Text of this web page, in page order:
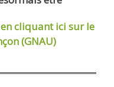
en cliquant ici sur le
(GNAU)